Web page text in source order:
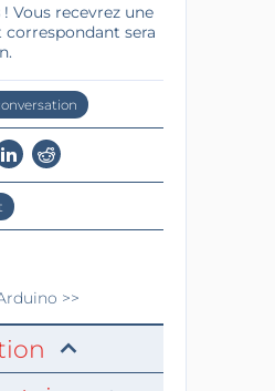
! Vous recevrez une
sera
>>